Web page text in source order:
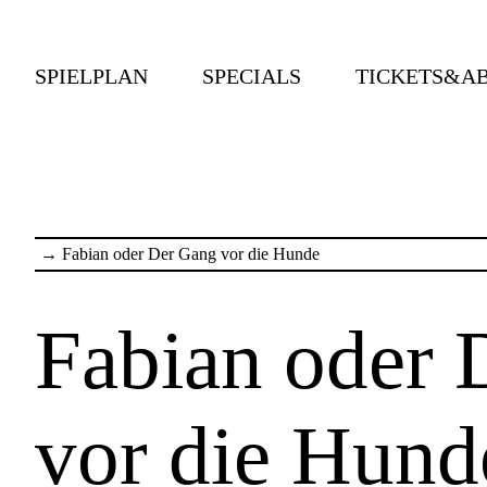
SPIELPLAN SPECIALS
→ Fabian oder Der Gang vor die Hunde
Fabian oder
vor die